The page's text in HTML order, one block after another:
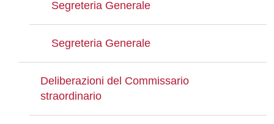
Segreteria Generale
Segreteria Generale
Deliberazioni del Commissario
straordinario